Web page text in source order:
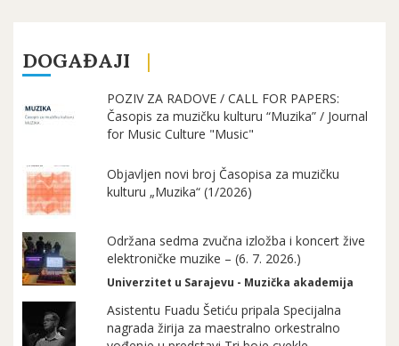
DOGAĐAJI
POZIV ZA RADOVE / CALL FOR PAPERS:
Časopis za muzičku kulturu “Muzika” / Journal
for Music Culture "Music"
Objavljen novi broj Časopisa za muzičku
kulturu „Muzika“ (1/2026)
Održana sedma zvučna izložba i koncert žive
elektroničke muzike – (6. 7. 2026.)
Univerzitet u Sarajevu - Muzička akademija
Asistentu Fuadu Šetiću pripala Specijalna
nagrada žirija za maestralno orkestralno